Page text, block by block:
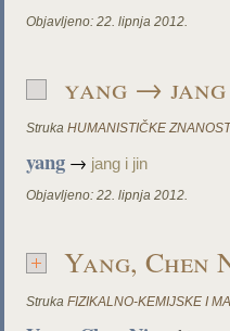
Objavljeno: 22. lipnja 2012.
yang →
Struka HUMANISTIČKE
yang → jang i jin
Objavljeno: 22. lipnja 2012.
Yang, Chen
Struka FIZIKALNO-KEMIJSKE I